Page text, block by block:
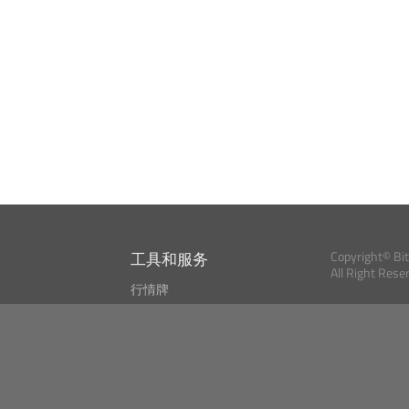
工具和服务
行情牌
Copyright©
All Right